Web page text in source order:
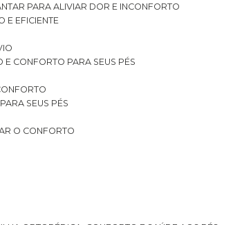
PARA ALIVIAR DOR E INCONFORTO
E EFICIENTE
E CONFORTO PARA SEUS PÉS
SEUS PÉS
O CONFORTO